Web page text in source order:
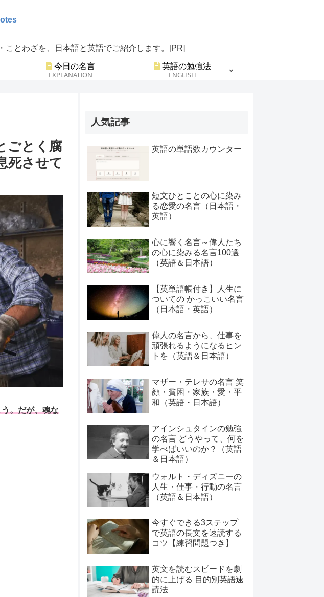
ことわざを、日本語と英語でご紹介します。[PR]
今日の名言
EXPLANATION
英語の勉強法
ENGLISH
ごとく腐
死させて
。だが、魂な
人気記事
英語の単語数カウンター
短文ひとことの心に染み
る恋愛の名言（日本語・
英語）
心に響く名言～偉人たち
の心に染みる名言100選
（英語＆日本語）
【英単語帳付き】人生に
ついての かっこいい名言
（日本語・英語）
偉人の名言から、仕事を
頑張れるようになるヒン
トを（英語＆日本語）
マザー・テレサの名言 笑
顔・貧困・家族・愛・平
和（英語・日本語）
アインシュタインの勉強
の名言 どうやって、何を
学べばいいのか？（英語
＆日本語）
ウォルト・ディズニーの
人生・仕事・行動の名言
（英語＆日本語）
今すぐできる3ステップ
で英語の長文を速読する
コツ【練習問題つき】
英文を読むスピードを劇
的に上げる 目的別英語速
読法